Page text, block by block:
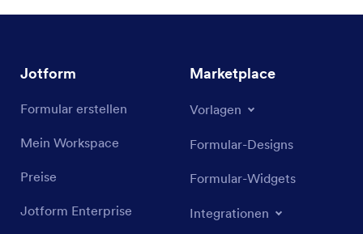
Jotform
Formular erstellen
Mein Workspace
Preise
Jotform Enterprise
Marketplace
Vorlagen
Formular-Designs
Formular-Widgets
Integrationen